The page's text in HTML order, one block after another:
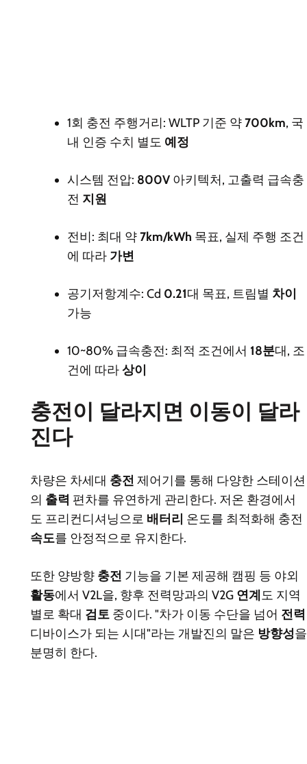
1회 충전 주행거리: WLTP 기준 약700km, 국
내 인증 수치 별도 예정
시스템 전압: 800V 아키텍처, 고출력 급속충
전 지원
전비: 최대 약7km/kWh 목표, 실제 주행 조건
에 따라 가변
공기저항계수: Cd 0.21대 목표, 트림별 차이
가능
10~80% 급속충전: 최적 조건에서 18분대, 조
건에 따라상이
충전이 달라지면 이동이 달라
진다
차량은 차세대 충전 제어기를 통해 다양한 스테이션
의 출력 편차를 유연하게 관리한다. 저온 환경에서
도 프리컨디셔닝으로 배터리 온도를 최적화해 충전
속도를 안정적으로 유지한다.
또한 양방향 충전 기능을 기본 제공해 캠핑 등 야외
활동에서 V2L을, 향후 전력망과의 V2G 연계 도 지역
별로 확대 검토 중이다. "차가 이동 수단을 넘어 전력
디바이스가 되는 시대"라는 개발진의 말은 방향성을
분명히 한다.